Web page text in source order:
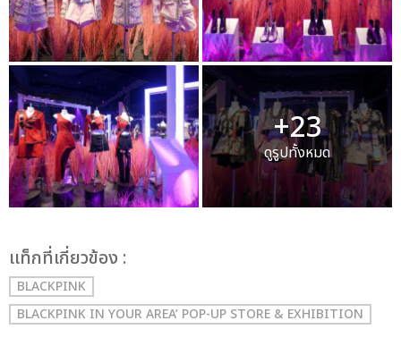
+23
ดูรูปทั้งหมด
เเท็กที่เกี่ยวข้อง :
BLACKPINK
BLACKPINK IN YOUR AREA’ POP-UP STORE & EXHIBITION